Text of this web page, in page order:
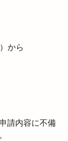
から
請内容に不備